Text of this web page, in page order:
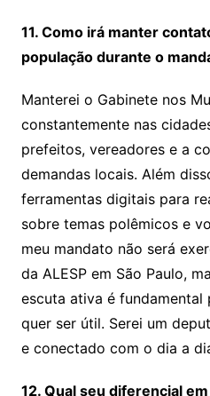
11. Como irá manter
população durante o
Manterei o Gabinete nos
constantemente nas
prefeitos, vereadores e a
demandas locais. Além
ferramentas digitais para
sobre temas polêmicos e
meu mandato não será
da ALESP em São Paulo,
escuta ativa é fundamental
quer ser útil. Serei um
e conectado com o dia a
12. Qual seu diferencial